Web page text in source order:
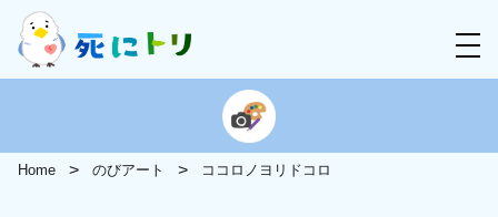
Home のびアート ココロノヨリドコロ